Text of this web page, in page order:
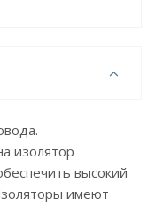
изолятор
высокий
имеют